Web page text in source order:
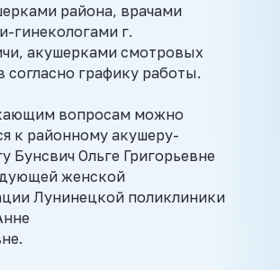
района, врачами
гинекологами г.
акушерками смотровых
согласно графику работы.
вопросам можно
к районному акушеру-
Бунсвич Ольге Григорьевне
женской
Лунинецкой поликлиники